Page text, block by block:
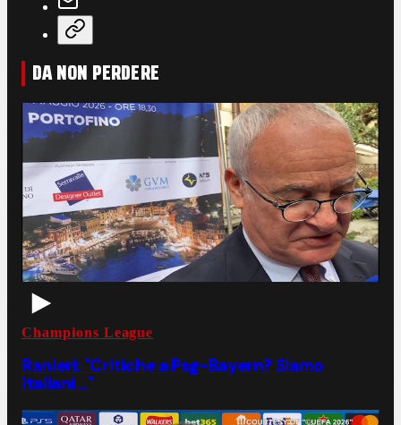
DA NON PERDERE
Champions League
Ranieri: "Critiche a Psg-Bayern? Siamo
italiani..."